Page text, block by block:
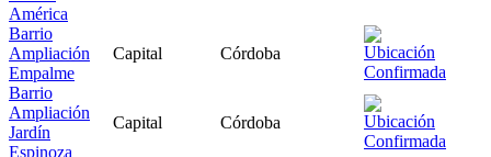
América
Barrio
Ampliación
Empalme
Capital Córdoba
Barrio
Ampliación
Jardín
Espinoza
Capital Córdoba